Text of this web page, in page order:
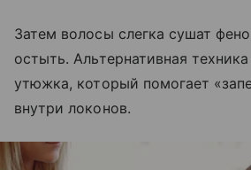
Затем волосы слегка сушат
остыть. Альтернативная
утюжка, который помогает
внутри локонов.